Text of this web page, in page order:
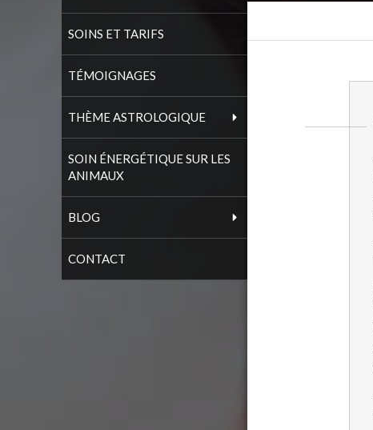
SOINS ET TARIFS
TÉMOIGNAGES
THÈME ASTROLOGIQUE
SOIN ÉNERGÉTIQUE SUR LES
ANIMAUX
BLOG
CONTACT